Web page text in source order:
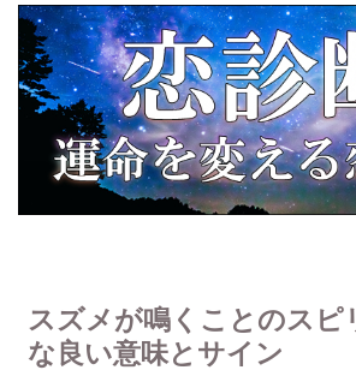
スズメが鳴くことのスピ
な良い意味とサイン